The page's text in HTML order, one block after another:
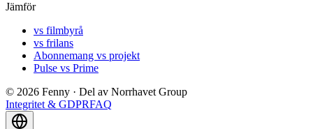
Jämför
vs filmbyrå
vs frilans
Abonnemang vs projekt
Pulse vs Prime
© 2026 Fenny · Del av Norrhavet Group
Integritet & GDPRFAQ